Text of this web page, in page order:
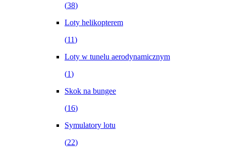
(38)
Loty helikopterem
(11)
Loty w tunelu aerodynamicznym
(1)
Skok na bungee
(16)
Symulatory lotu
(22)